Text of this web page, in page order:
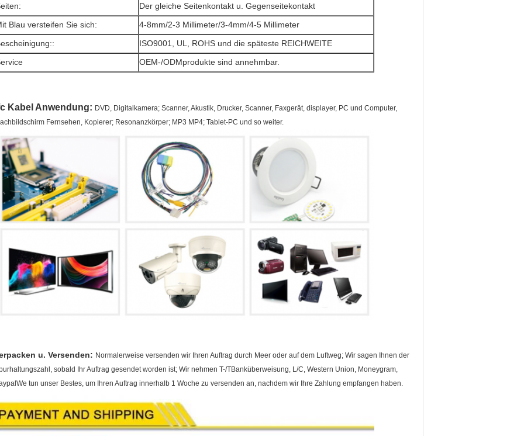
Der gleiche Seitenkontakt u. Gegenseitekontakt
Blau versteifen Sie sich:
4-8mm/2-3 Millimeter/3-4mm/4-5 Millimeter
:
ISO9001, UL, ROHS und die späteste REICHWEITE
OEM-/ODMprodukte sind annehmbar.
Kabel Anwendung: DVD, Digitalkamera; Scanner, Akustik, Drucker, Scanner, Faxgerät, displayer, PC und Computer,
Fernsehen, Kopierer; Resonanzkörper; MP3 MP4; Tablet-PC und so weiter.
u. Versenden: Normalerweise versenden wir Ihren Auftrag durch Meer oder auf dem Luftweg; Wir sagen Ihnen der
sobald Ihr Auftrag gesendet worden ist; Wir nehmen T-/TBanküberweisung, L/C, Western Union, Moneygram,
tun unser Bestes, um Ihren Auftrag innerhalb 1 Woche zu versenden an, nachdem wir Ihre Zahlung empfangen haben.